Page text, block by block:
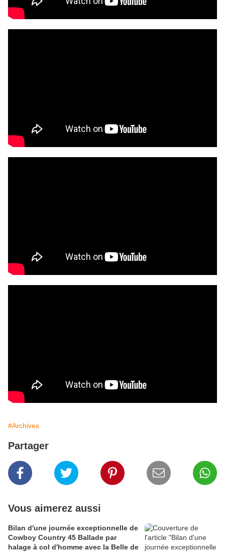
#Archives
Partager
Vous aimerez aussi
Bilan d'une journée exceptionnelle de
Cowboy Country 45 Ballade par
halage à col d'homme avec la Belle de